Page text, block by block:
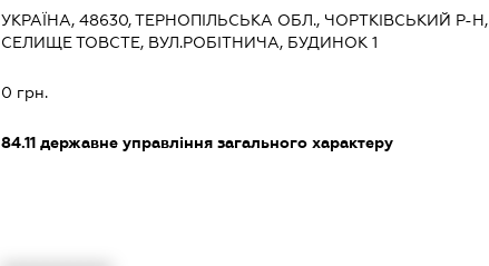
УКРАЇНА, 48630, ТЕРНОПІЛЬСЬКА ОБЛ., ЧОРТКІВСЬКИЙ Р-Н,
СЕЛИЩЕ ТОВСТЕ, ВУЛ.РОБІТНИЧА, БУДИНОК 1
0 грн.
84.11 державне управління загального характеру